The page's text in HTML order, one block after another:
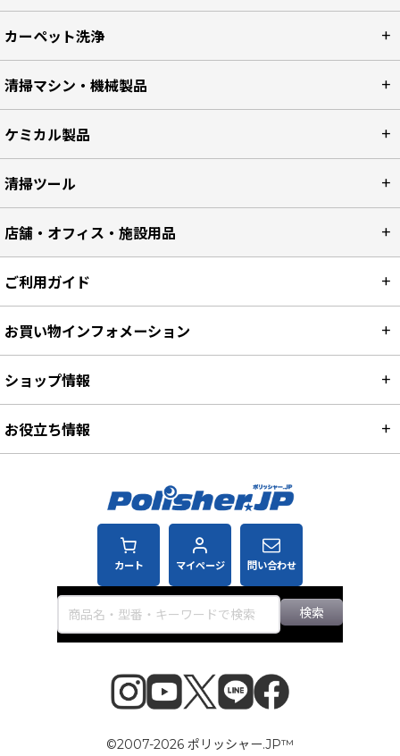
カーペット洗浄
清掃マシン・機械製品
ケミカル製品
清掃ツール
店舗・オフィス・施設用品
カート マイページ 問い合わせ
検索
ご利用ガイド
お買い物インフォメーション
ショップ情報
お役立ち情報
©2007-2026 ポリッシャー.JP™